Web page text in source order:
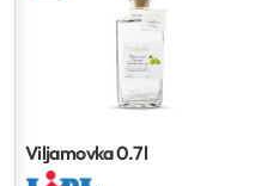
Viljamovka0.7 l